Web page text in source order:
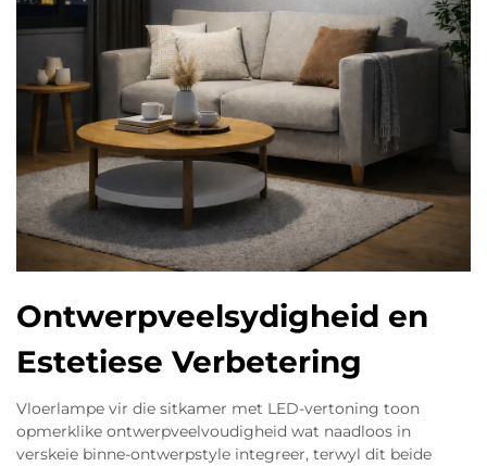
Ontwerpveelsydigheid en
Estetiese Verbetering
Vloerlampe vir die sitkamer met LED-vertoning toon
opmerklike ontwerpveelvoudigheid wat naadloos in
verskeie binne-ontwerpstyle integreer, terwyl dit beide